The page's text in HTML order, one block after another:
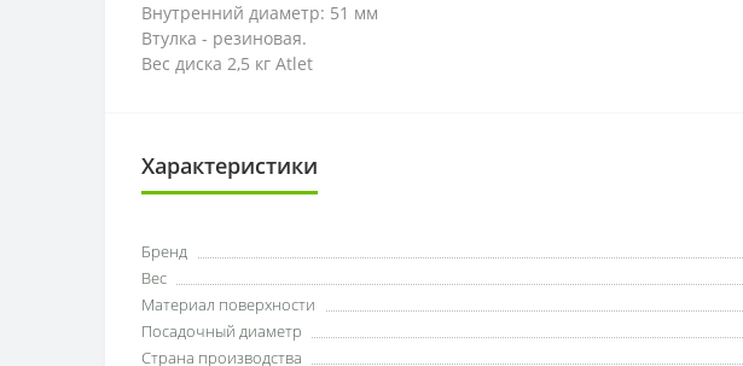
Внутренний диаметр: 51 мм
Втулка - резиновая.
Вес диска 2,5 кг Atlet
Характеристики
Бренд
Вес
Материал поверхности
Посадочный диаметр
Страна производства